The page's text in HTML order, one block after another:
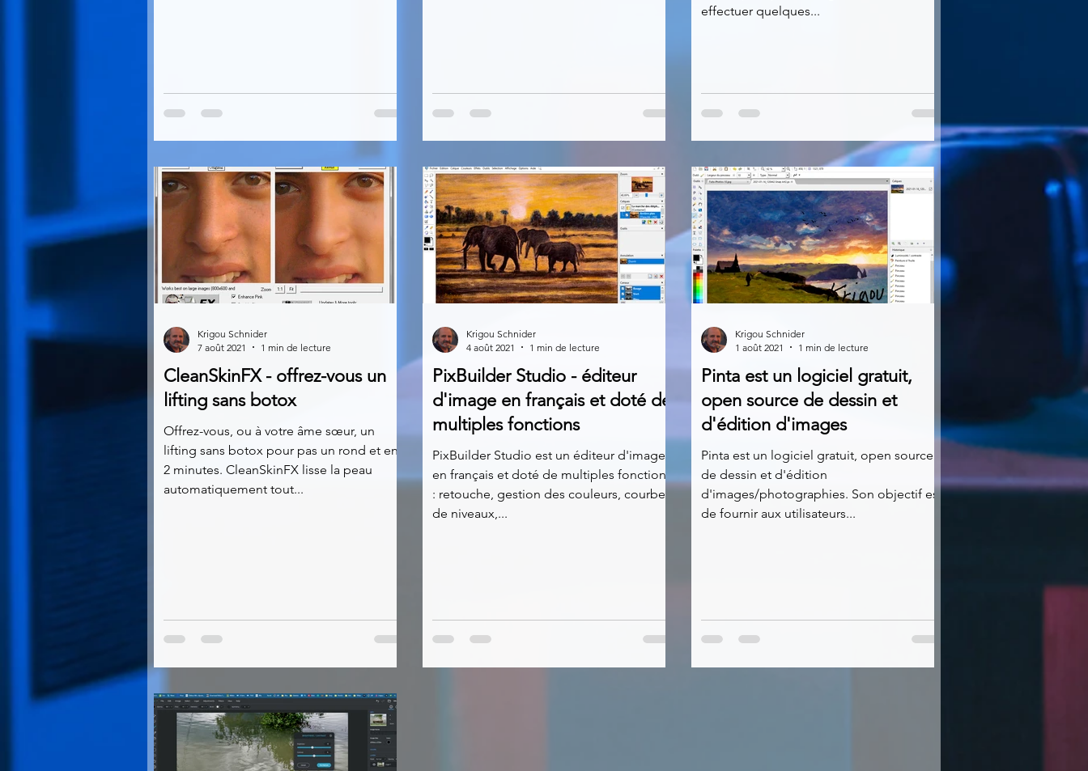
effectuer quelques...
CleanSkinFX - offrez-vous un
lifting sans botox
Offrez-vous, ou à votre âme sœur, un
lifting sans botox pour pas un rond et en
2 minutes. CleanSkinFX lisse la peau
automatiquement tout...
Krigou Schnider
7 août 2021
1 min de lecture
PixBuilder Studio - éditeur
d'image en français et doté de
multiples fonctions
PixBuilder Studio est un éditeur d'image
en français et doté de multiples fonctions
: retouche, gestion des couleurs, courbes
de niveaux,...
Krigou Schnider
4 août 2021
1 min de lecture
Pinta est un logiciel gratuit,
open source de dessin et
d'édition d'images
Pinta est un logiciel gratuit, open source
de dessin et d'édition
d'images/photographies. Son objectif est
de fournir aux utilisateurs...
Krigou Schnider
1 août 2021
1 min de lecture